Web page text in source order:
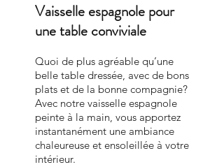
Vaisselle espagnole pour
une table conviviale
Quoi de plus agréable qu’une
belle table dressée, avec de bons
plats et de la bonne compagnie?
Avec notre vaisselle espagnole
peinte à la main, vous apportez
instantanément une ambiance
chaleureuse et ensoleillée à votre
intérieur.